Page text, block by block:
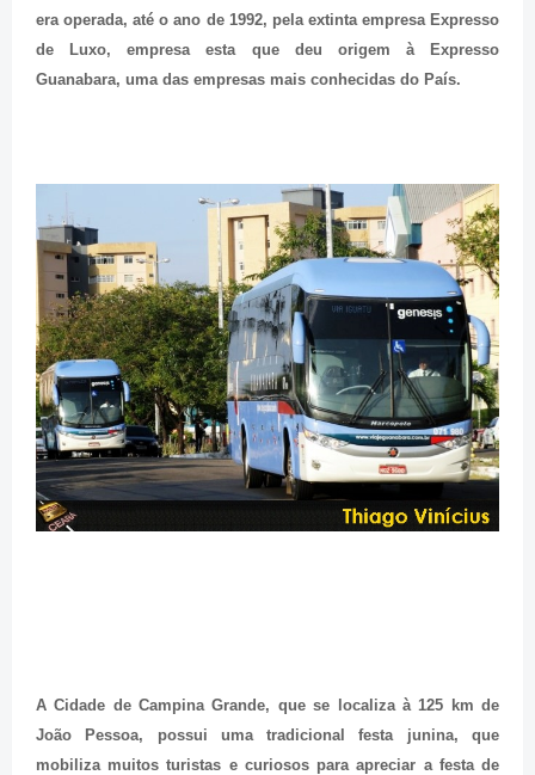
era operada, até o ano de 1992, pela extinta empresa Expresso
de Luxo, empresa esta que deu origem à Expresso
Guanabara, uma das empresas mais conhecidas do País.
A Cidade de Campina Grande, que se localiza à 125 km de
João Pessoa, possui uma tradicional festa junina, que
mobiliza muitos turistas e curiosos para apreciar a festa de